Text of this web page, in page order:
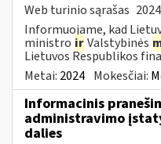
Web turinio sąrašas
Informuojame, kad
ministro irValstybinės
Lietuvos Respublikos
Metai: 2024 Mokesčiai:
Informacinis
administravimo
dalies